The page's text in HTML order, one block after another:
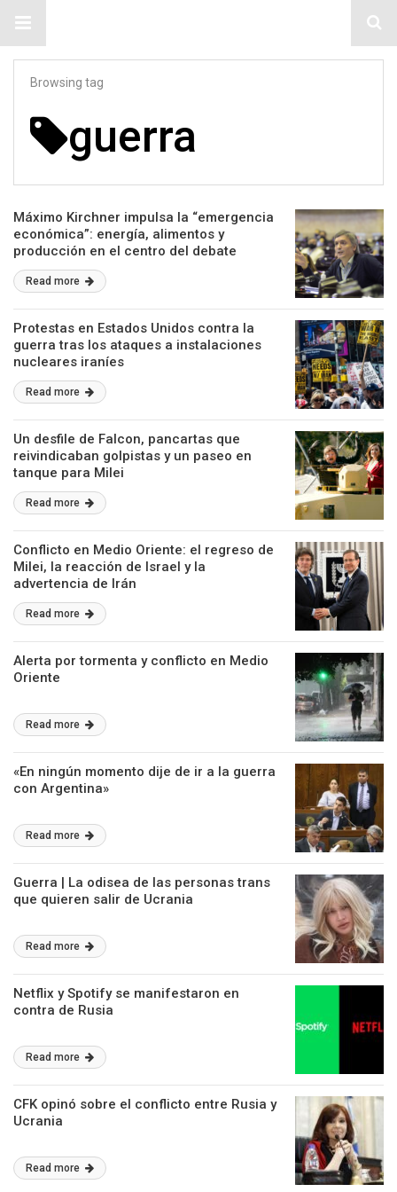
Browsing tag
guerra
Máximo Kirchner impulsa la “emergencia
económica”: energía, alimentos y
producción en el centro del debate
Read more
Protestas en Estados Unidos contra la
guerra tras los ataques a instalaciones
nucleares iraníes
Read more
Un desfile de Falcon, pancartas que
reivindicaban golpistas y un paseo en
tanque para Milei
Read more
Conflicto en Medio Oriente: el regreso de
Milei, la reacción de Israel y la
advertencia de Irán
Read more
Alerta por tormenta y conflicto en Medio
Oriente
Read more
«En ningún momento dije de ir a la guerra
con Argentina»
Read more
Guerra | La odisea de las personas trans
que quieren salir de Ucrania
Read more
Netflix y Spotify se manifestaron en
contra de Rusia
Read more
CFK opinó sobre el conflicto entre Rusia y
Ucrania
Read more